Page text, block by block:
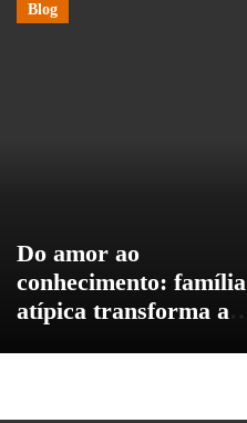
Blog
Do amor ao
conhecimento: família
atípica transforma a